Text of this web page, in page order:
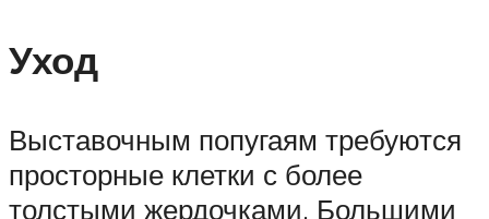
Уход
Выставочным попугаям требуются
просторные клетки с более
толстыми жердочками. Большими